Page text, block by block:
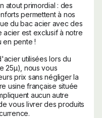
atout primordial : des
permettent à nos
du bac acier avec des
acier est exclusif à notre
en pente !
utilisées lors du
25µ), nous vous
prix sans négliger la
usine française située
aucun autre
vous livrer des produits